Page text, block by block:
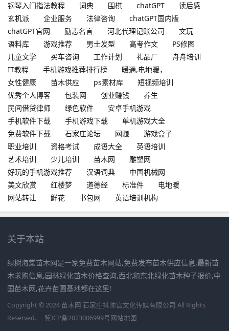
钢琴入门指法教程
词典 围棋 chatGPT
读后感
玄机派
企业服务 法律咨询
chatGPT国内版
chatGPT官网
励志名言 河北代理记账公司
文玩
语料库
游戏推荐 男士发型 高考作文
PS修图
儿童文学
买车咨询 工作计划 礼品厂
舟舟培训
IT教程
手机游戏推荐排行榜
暖通,电地暖，
女性健康
苗木供应 ps素材库
短视频培训
优秀个人博客
包装网 创业赚钱
养生
民间借贷律师
绿色软件
安卓手机游戏
手机软件下载
手机游戏下载
单机游戏大全
免费软件下载
石家庄论坛 网赚
游戏盒子
职业培训
资格考试 成语大全
英语培训
艺术培训
少儿培训 苗木网
雕塑网
好玩的手机游戏推荐
汉语词典
中国机械网
美文欣赏
红楼梦 道德经 标准件
电地暖
网站转让
鲜花 书包网 英语培训机构
关于本站
绿树海棠苗木网是一家免费苗木网站,免费发布苗木供应信息,最新苗
木求购信息,园林绿化苗木价格查询,西北和东北绿化苗木种子报价,中
国苗木网,花卉苗圃基地都在这里!
Copyright © 2024 苗木网 石家庄抖帅宫文化传媒有限公司 All Rights
Reserved.
冀ICP备2023006999号网站地图